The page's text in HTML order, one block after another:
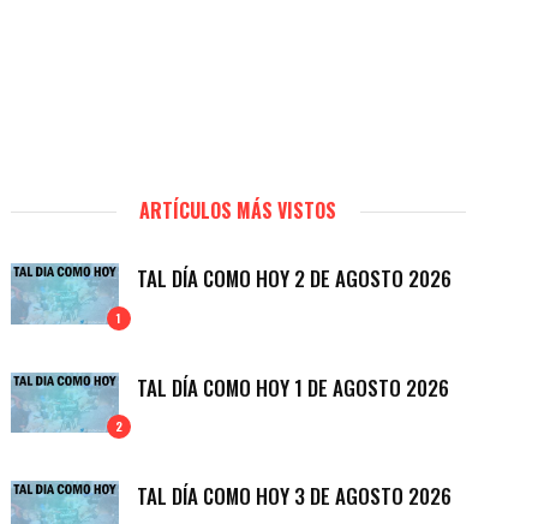
ARTÍCULOS MÁS VISTOS
1
TAL DÍA COMO HOY 2 DE AGOSTO 2026
2
TAL DÍA COMO HOY 1 DE AGOSTO 2026
TAL DÍA COMO HOY 3 DE AGOSTO 2026